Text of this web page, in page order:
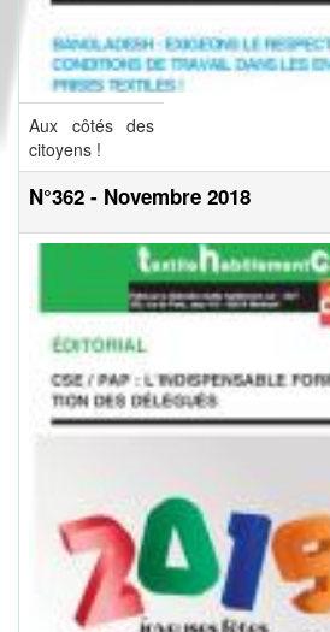
Aux côtés des
citoyens !
N°362 - Novembre 2018